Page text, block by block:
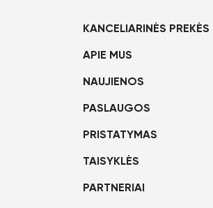
KANCELIARINĖS PREKĖS
APIE MUS
NAUJIENOS
PASLAUGOS
PRISTATYMAS
TAISYKLĖS
PARTNERIAI